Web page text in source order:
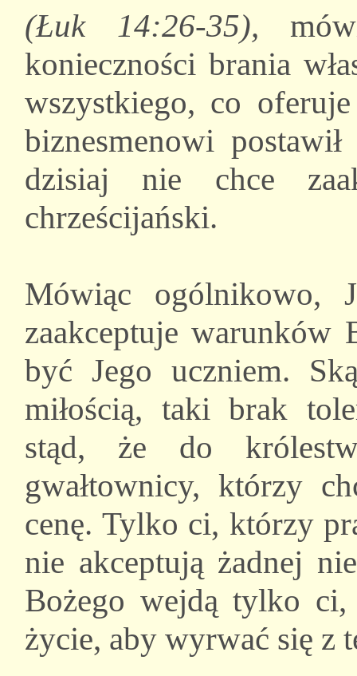
(Łuk 14:26-35),
konieczności brania
wszystkiego, co
biznesmenowi
dzisiaj nie chce
chrześcijański.
Mówiąc ogólnikowo,
zaakceptuje warunków
być Jego uczniem.
miłością, taki brak
stąd, że do
gwałtownicy, którzy
cenę. Tylko ci, którzy
nie akceptują żadnej
Bożego wejdą tylko ci,
życie, aby wyrwać się z